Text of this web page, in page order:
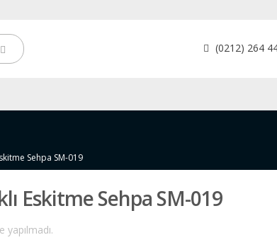
(0212) 264
Sehpa SM-019
Eskitme Sehpa SM-019